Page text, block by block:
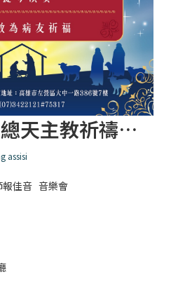
2025 禧年 榮總天主教祈禱室 聖誕節報佳音 音樂會
assisi
報佳音 音樂會